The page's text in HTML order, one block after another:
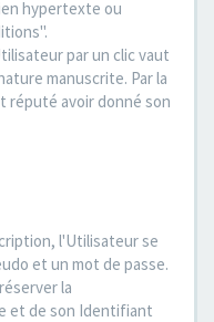
hypertexte ou
par un clic vaut
manuscrite. Par la
réputé avoir donné son
l'Utilisateur se
et un mot de passe.
la
et de son Identifiant